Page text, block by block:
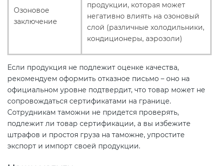
Озоновое
заключение
продукции, которая может
негативно влиять на озоновый
слой (различные холодильники,
кондиционеры, аэрозоли)
Если продукция не подлежит оценке качества,
рекомендуем оформить отказное письмо – оно на
официальном уровне подтвердит, что товар может не
сопровождаться сертификатами на границе.
Сотрудникам таможни не придется проверять,
подлежит ли товар сертификации, а вы избежите
штрафов и простоя груза на таможне, упростите
экспорт и импорт своей продукции.